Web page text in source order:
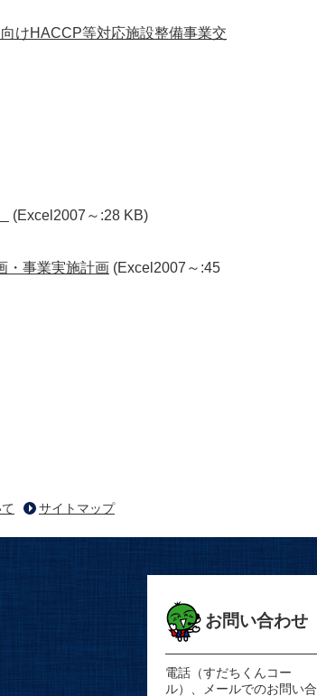
けHACCP等対応施設整備事業交
(Excel2007～:28 KB)
・事業実施計画 (Excel2007～:45
サイトマップ
お問い合わせ
電話（すだちくんコー
ル）、メールでのお問い合